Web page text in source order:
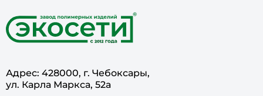
Адрес: 428000, г. Чебоксары,
ул. Карла Маркса, 52а